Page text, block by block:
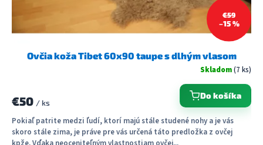
€59
–15 %
Ovčia koža Tibet 60x90 taupe s dlhým vlasom
Skladom(7 ks)
€50 / ks
Do košíka
Pokiaľ patrite medzi ľudí, ktorí majú stále studené nohy a je vás
skoro stále zima, je práve pre vás určená táto predložka z ovčej